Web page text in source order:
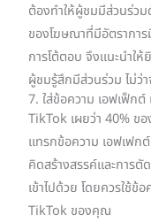
ต้องทำให้ผู้ชมมีส่วนร่ว
ของโฆษณาที่มีอัตรากา
การโต้ตอบ จึงแนะนำใ
ผู้ชมรู้สึกมีส่วนร่วม ไม่ว่
7. ใส่ข้อความ เอฟเฟ็ก
TikTok เผยว่า 40% ข
แทรกข้อความ เอฟเฟก
คิดสร้างสรรค์และการ
เข้าไปด้วย โดยควรใช้ข้
TikTok ของคุณ